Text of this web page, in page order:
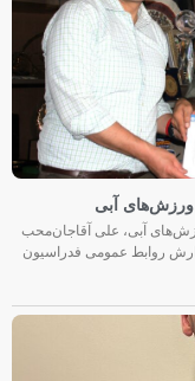
آبی
آبی، علی آقاجان‌محب
روابط عمومی فدراسیون